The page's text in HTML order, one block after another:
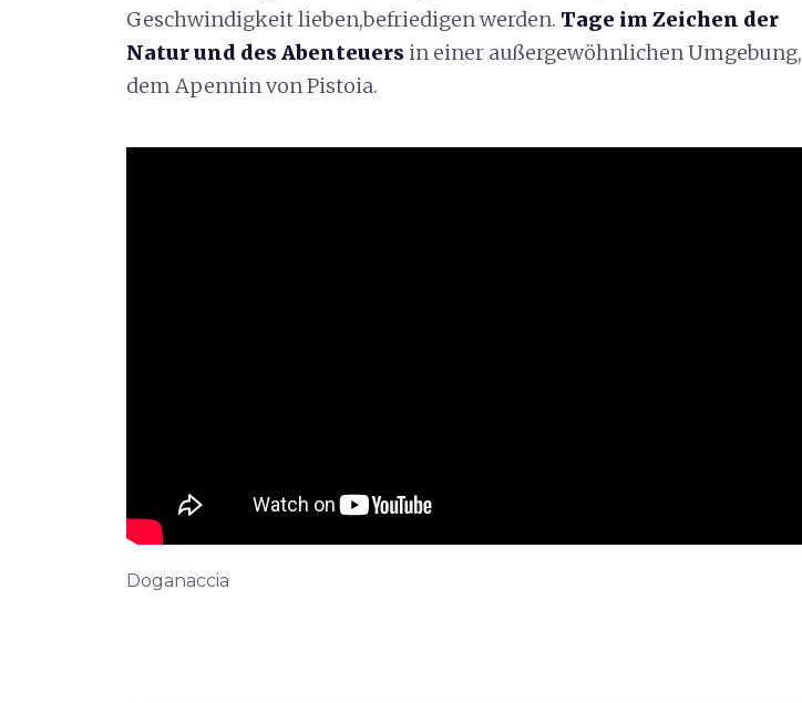
Geschwindigkeit lieben,befriedigen werden. Tage im Zeichen der
Natur und des Abenteuersin einer außergewöhnlichen Umgebung,
dem Apennin von Pistoia.
Doganaccia